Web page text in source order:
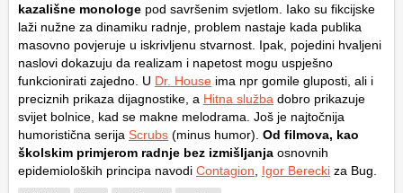
kazališne monologe pod savršenim svjetlom. Iako su fikcijske
laži nužne za dinamiku radnje, problem nastaje kada publika
masovno povjeruje u iskrivljenu stvarnost. Ipak, pojedini hvaljeni
naslovi dokazuju da realizam i napetost mogu uspješno
funkcionirati zajedno. U Dr. House ima npr gomile gluposti, ali i
preciznih prikaza dijagnostike, a Hitna služba dobro prikazuje
svijet bolnice, kad se makne melodrama. Još je najtočnija
humoristična serija Scrubs (minus humor). Od filmova, kao
školskim primjerom radnje bez izmišljanja osnovnih
epidemioloških principa navodi Contagion, Igor Berecki za Bug.